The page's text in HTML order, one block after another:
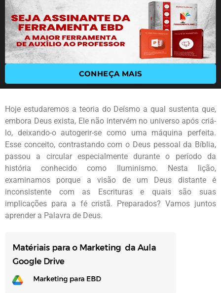
CONHEÇA MAIS
Hoje estudaremos a teoria do Deísmo a qual sustenta que,
embora Deus exista, Ele não intervém no universo após criá-
lo, deixando-o autogerir-se como uma máquina perfeita.
Esse conceito, contrastando com o Deus pessoal da Bíblia,
passou a circular especialmente durante o período da
história conhecido como Iluminismo. Nesta lição,
examinamos porque a visão de um Deus distante é
inconsistente com as Escrituras e quais são suas
implicações para a fé cristã. Preparados? Vamos juntos
aprender a Palavra de Deus.